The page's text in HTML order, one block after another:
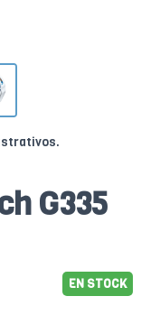
G335
EN STOCK